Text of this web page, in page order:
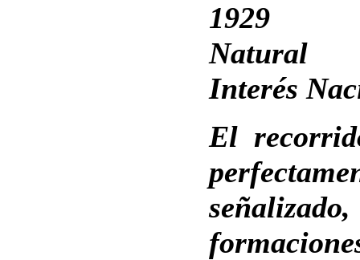
1929
Interés
El